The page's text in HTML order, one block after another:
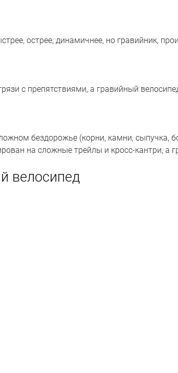
острее, динамичнее, но гравийник,
с препятствиями, а гравийный
бездорожье (корни, камни, сыпучка,
на сложные трейлы и кросс-кантри, а
велосипед